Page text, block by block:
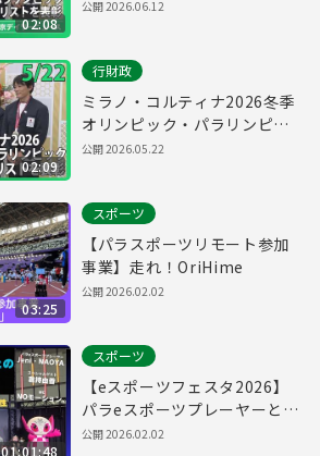
02:08
No.843）
公開2026.06.12
02:09
行財政
ミラノ・コルティナ2026冬季
オリンピック・パラリンピッ
ク 東京都ゆかりのメダリスト
公開2026.05.22
03:25
スポーツ
【パラスポーツリモート参加
事業】走れ！OriHime
公開2026.02.02
01:01:48
スポーツ
【eスポーツフェスタ2026】
パラeスポーツプレーヤーとの
エキシビションマッチ
公開2026.02.02